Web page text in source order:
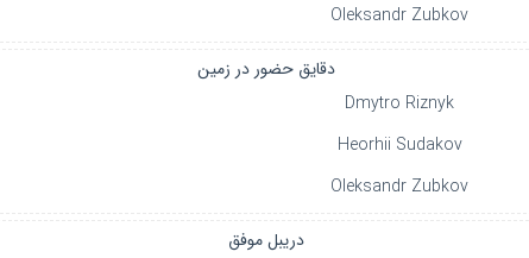
Oleksandr Zubkov
دقایق حضور در زمین
Dmytro Riznyk
Heorhii Sudakov
Oleksandr Zubkov
دریبل موفق